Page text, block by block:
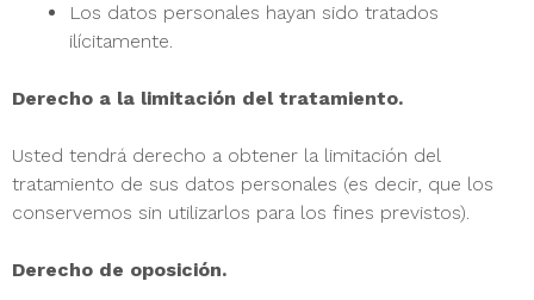
Los datos personales hayan sido tratados
ilícitamente.
Derecho a la limitación del tratamiento.
Usted tendrá derecho a obtener la limitación del
tratamiento de sus datos personales (es decir, que los
conservemos sin utilizarlos para los fines previstos).
Derecho de oposición.